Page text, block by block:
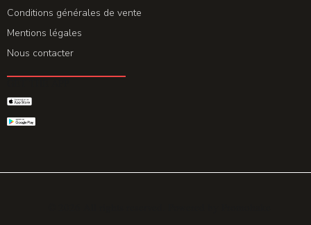
Conditions générales de vente
Mentions légales
Nous contacter